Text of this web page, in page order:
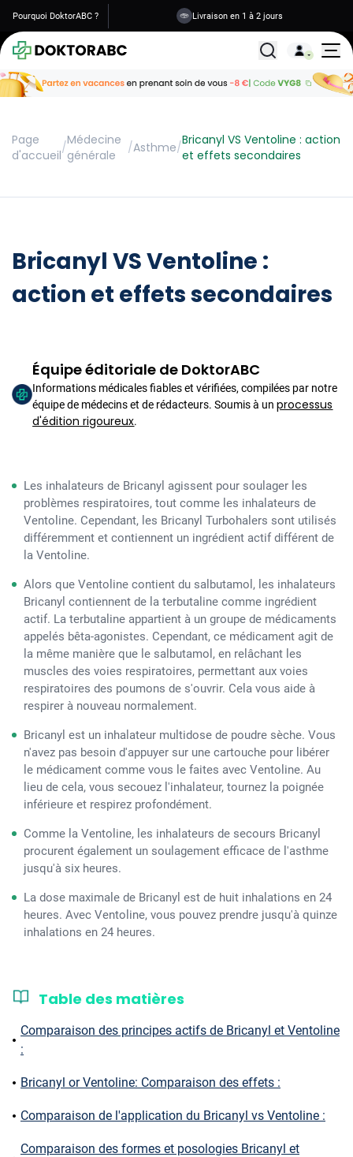
Pourquoi DoktorABC ? Livraison en 1 à 2 jours
Tous les
Page
d'accueil/Médecine
générale
/Asthme/Bricanyl VS Ventoline : action
et effets secondaires
Bricanyl VS Ventoline :
action et effets secondaires
Équipe éditoriale de DoktorABC
Informations médicales fiables et vérifiées, compilées par notre
équipe de médecins et de rédacteurs. Soumis à unprocessus
d'édition rigoureux.
Les inhalateurs de Bricanyl agissent pour soulager les
problèmes respiratoires, tout comme les inhalateurs de
Ventoline. Cependant, les Bricanyl Turbohalers sont utilisés
différemment et contiennent un ingrédient actif différent de
la Ventoline.
Alors que Ventoline contient du salbutamol, les inhalateurs
Bricanyl contiennent de la terbutaline comme ingrédient
actif. La terbutaline appartient à un groupe de médicaments
appelés bêta-agonistes. Cependant, ce médicament agit de
la même manière que le salbutamol, en relâchant les
muscles des voies respiratoires, permettant aux voies
respiratoires des poumons de s'ouvrir. Cela vous aide à
respirer à nouveau normalement.
Bricanyl est un inhalateur multidose de poudre sèche. Vous
n'avez pas besoin d'appuyer sur une cartouche pour libérer
le médicament comme vous le faites avec Ventoline. Au
lieu de cela, vous secouez l'inhalateur, tournez la poignée
inférieure et respirez profondément.
Comme la Ventoline, les inhalateurs de secours Bricanyl
procurent également un soulagement efficace de l'asthme
jusqu'à six heures.
La dose maximale de Bricanyl est de huit inhalations en 24
heures. Avec Ventoline, vous pouvez prendre jusqu'à quinze
inhalations en 24 heures.
Table des matières
Comparaison des principes actifs de Bricanyl et Ventoline
:
Bricanyl or Ventoline: Comparaison des effets :
Comparaison de l'application du Bricanyl vs Ventoline :
Comparaison des formes et posologies Bricanyl et